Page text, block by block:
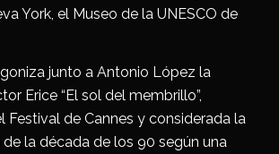
York, el Museo de la UNESCO de
junto a Antonio López la
Erice “El sol del membrillo”,
Festival de Cannes y considerada la
la década de los 90 según una